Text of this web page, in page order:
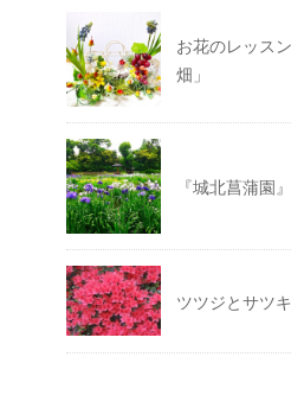
お花のレッス
畑」
『城北菖蒲園
ツツジとサツキ